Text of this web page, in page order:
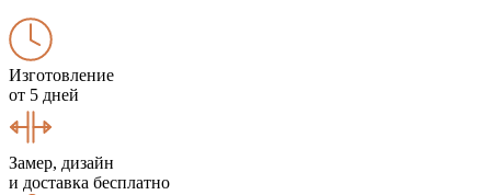
Изготовление
от 5 дней
Замер, дизайн
и доставка бесплатно